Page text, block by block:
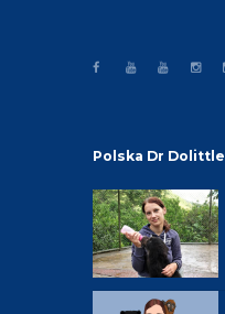
Polska Dr Dolittle